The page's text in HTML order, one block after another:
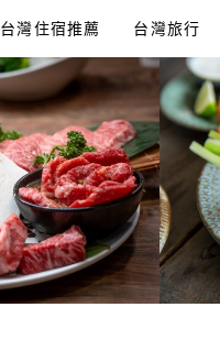
台灣住宿推薦 台灣旅行